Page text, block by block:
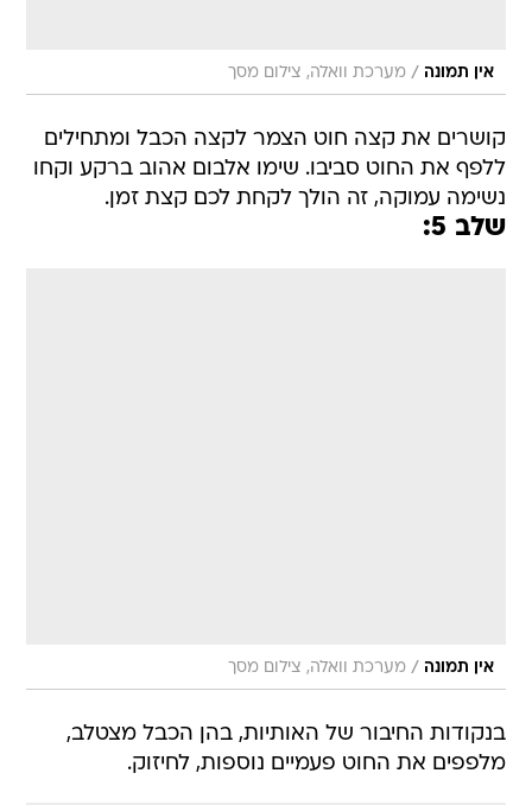
אין תמונה / מערכת וואלה, צילום מסך
קושרים את קצה חוט הצמר לקצה הכבל ומתחילים
ללפף את החוט סביבו. שימו אלבום אהוב ברקע וקחו
נשימה עמוקה, זה הולך לקחת לכם קצת זמן.
שלב 5:
אין תמונה / מערכת וואלה, צילום מסך
בנקודות החיבור של האותיות, בהן הכבל מצטלב,
מלפפים את החוט פעמיים נוספות, לחיזוק.